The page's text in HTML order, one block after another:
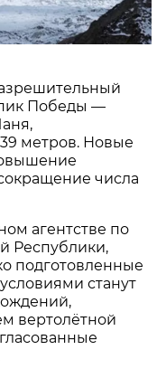
Победы —
метров. Новые
числа
агентстве по
Республики,
подготовленные
станут
вертолётной